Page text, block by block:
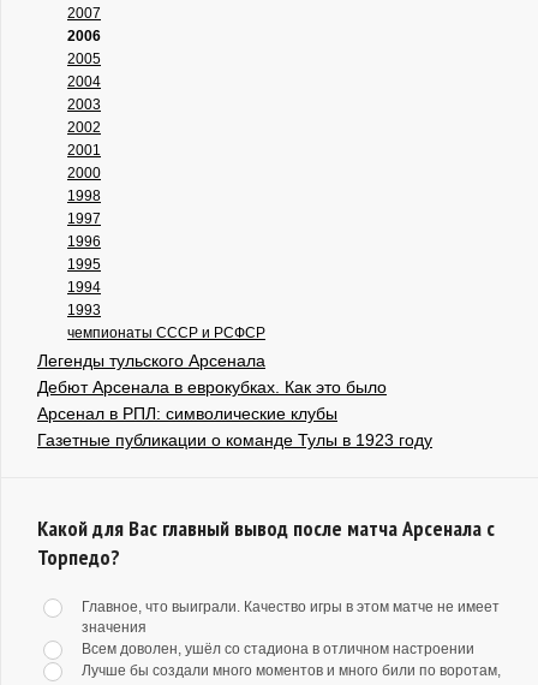
2007
2006
2005
2004
2003
2002
2001
2000
1998
1997
1996
1995
1994
1993
чемпионаты СССР и РСФСР
Легенды тульского Арсенала
Дебют Арсенала в еврокубках. Как это было
Арсенал в РПЛ: символические клубы
Газетные публикации о команде Тулы в 1923 году
Какой для Вас главный вывод после матча Арсенала с
Торпедо?
Главное, что выиграли. Качество игры в этом матче не имеет
значения
Всем доволен, ушёл со стадиона в отличном настроении
Лучше бы создали много моментов и много били по воротам,